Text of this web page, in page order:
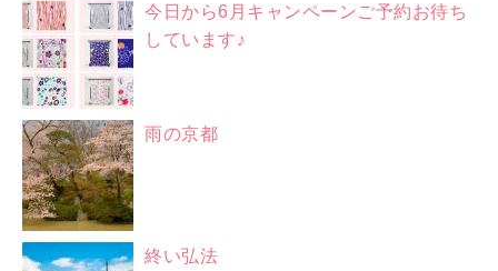
今日から6月キャンペーンご予約お待ち
しています♪
雨の京都
終い弘法